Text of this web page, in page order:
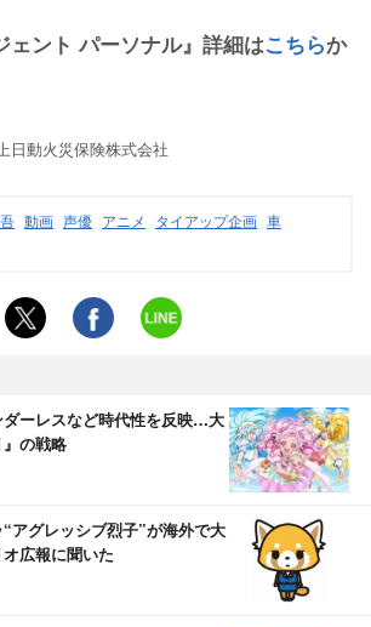
ェント パーソナル』詳細はこちらか
日動火災保険株式会社
動画 声優 アニメ タイアップ企画 車
ーレスなど時代性を反映…大
の戦略
アグレッシブ烈子”が海外で大
広報に聞いた